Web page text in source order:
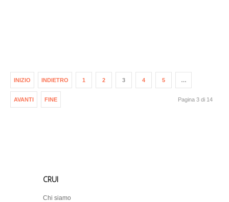
INIZIO INDIETRO 1 2 3 4 5 …
AVANTI FINE Pagina 3 di 14
CRUI
Chi siamo